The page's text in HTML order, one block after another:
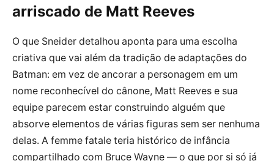
arriscado de Matt Reeves
O que Sneider detalhou aponta para uma escolha
criativa que vai além da tradição de adaptações do
Batman: em vez de ancorar a personagem em um
nome reconhecível do cânone, Matt Reeves e sua
equipe parecem estar construindo alguém que
absorve elementos de várias figuras sem ser nenhuma
delas. A femme fatale teria histórico de infância
compartilhado com Bruce Wayne — o que por si só já